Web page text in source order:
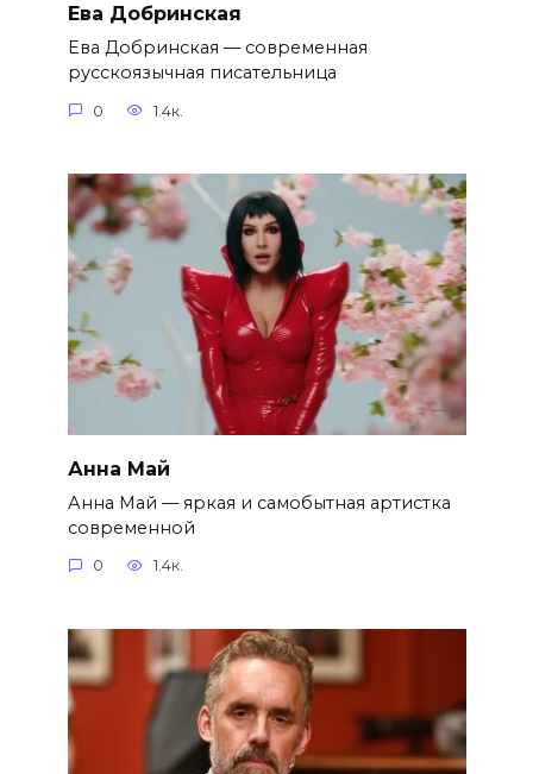
Ева Добринская
Ева Добринская — современная
русскоязычная писательница
0 1.4к.
Анна Май
Анна Май — яркая и самобытная артистка
современной
0 1.4к.